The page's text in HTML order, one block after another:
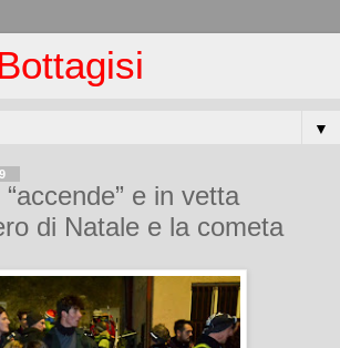
▼
e in vetta
di Natale e la cometa